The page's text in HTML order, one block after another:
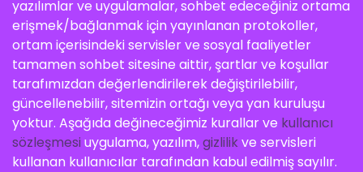
yazılımlar ve uygulamalar, sohbet edeceğiniz ortama
erişmek/bağlanmak için yayınlanan protokoller,
ortam içerisindeki servisler ve sosyal faaliyetler
tamamen sohbet sitesine aittir, şartlar ve koşullar
tarafımızdan değerlendirilerek değiştirilebilir,
güncellenebilir, sitemizin ortağı veya yan kuruluşu
yoktur. Aşağıda değineceğimiz kurallar ve kullanıcı
sözleşmesi uygulama, yazılım,gizlilikve servisleri
kullanan kullanıcılar tarafından kabul edilmiş sayılır.